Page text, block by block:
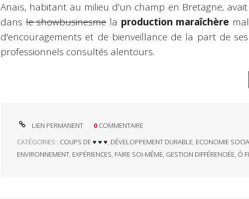
Anaïs, habitant au milieu d'un champ en Bretagne,
dansle showbusinesmela production maraîchère
d'encouragements et de bienveillance de la part de
professionnels consultés alentours.
LIEN PERMANENT 0 COMMENTAIRE
CATÉGORIES : COUPS DE ♥ ♥ ♥, DÉVELOPPEMENT DURABLE, ECONOMIE
ENVIRONNEMENT, EXPÉRIENCES, FAIRE SOI-MÊME, GESTION DIFFÉRENCIÉE, Ô